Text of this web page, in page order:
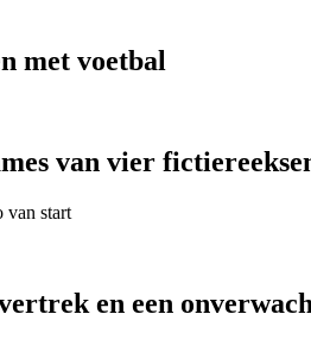
met voetbal
van vier
start
en een